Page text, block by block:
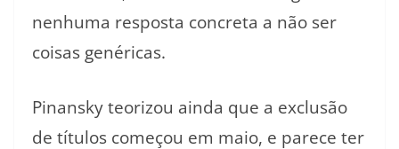
nenhuma resposta concreta a não ser
coisas genéricas.
Pinansky teorizou ainda que a exclusão
de títulos começou em maio, e parece ter